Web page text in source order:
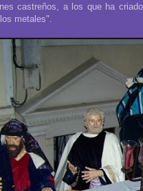
castreños, a los que ha
metales".